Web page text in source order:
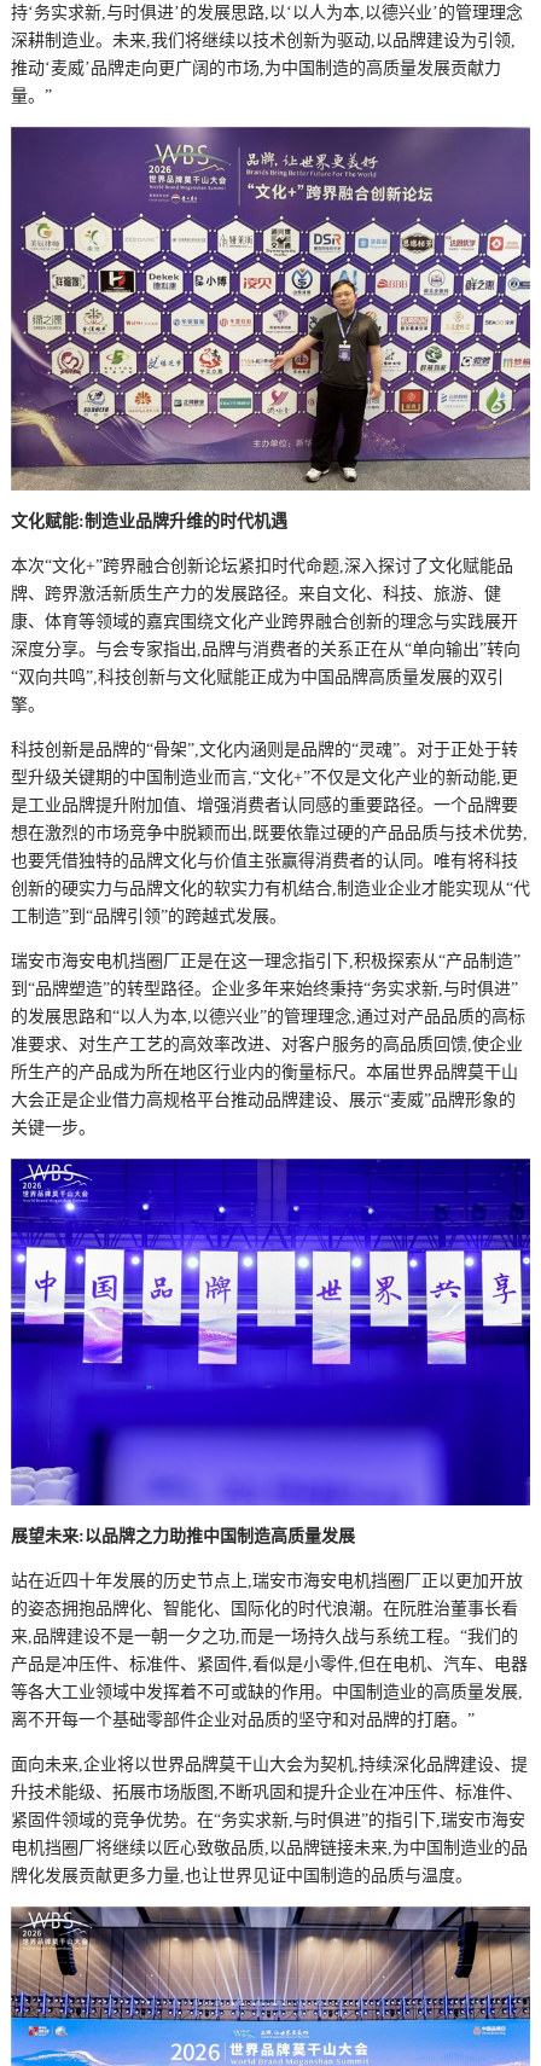
持‘务实求新,与时俱进’的发展思路,以‘以人为本,以德兴业’的管理理念
深耕制造业。未来,我们将继续以技术创新为驱动,以品牌建设为引领,
推动‘麦威’品牌走向更广阔的市场,为中国制造的高质量发展贡献力
量。”
文化赋能:制造业品牌升维的时代机遇
本次“文化+”跨界融合创新论坛紧扣时代命题,深入探讨了文化赋能品
牌、跨界激活新质生产力的发展路径。来自文化、科技、旅游、健
康、体育等领域的嘉宾围绕文化产业跨界融合创新的理念与实践展开
深度分享。与会专家指出,品牌与消费者的关系正在从“单向输出”转向
“双向共鸣”,科技创新与文化赋能正成为中国品牌高质量发展的双引
擎。
科技创新是品牌的“骨架”,文化内涵则是品牌的“灵魂”。对于正处于转
型升级关键期的中国制造业而言,“文化+”不仅是文化产业的新动能,更
是工业品牌提升附加值、增强消费者认同感的重要路径。一个品牌要
想在激烈的市场竞争中脱颖而出,既要依靠过硬的产品品质与技术优势,
也要凭借独特的品牌文化与价值主张赢得消费者的认同。唯有将科技
创新的硬实力与品牌文化的软实力有机结合,制造业企业才能实现从“代
工制造”到“品牌引领”的跨越式发展。
瑞安市海安电机挡圈厂正是在这一理念指引下,积极探索从“产品制造”
到“品牌塑造”的转型路径。企业多年来始终秉持“务实求新,与时俱进”
的发展思路和“以人为本,以德兴业”的管理理念,通过对产品品质的高标
准要求、对生产工艺的高效率改进、对客户服务的高品质回馈,使企业
所生产的产品成为所在地区行业内的衡量标尺。本届世界品牌莫干山
大会正是企业借力高规格平台推动品牌建设、展示“麦威”品牌形象的
关键一步。
展望未来:以品牌之力助推中国制造高质量发展
站在近四十年发展的历史节点上,瑞安市海安电机挡圈厂正以更加开放
的姿态拥抱品牌化、智能化、国际化的时代浪潮。在阮胜治董事长看
来,品牌建设不是一朝一夕之功,而是一场持久战与系统工程。“我们的
产品是冲压件、标准件、紧固件,看似是小零件,但在电机、汽车、电器
等各大工业领域中发挥着不可或缺的作用。中国制造业的高质量发展,
离不开每一个基础零部件企业对品质的坚守和对品牌的打磨。”
面向未来,企业将以世界品牌莫干山大会为契机,持续深化品牌建设、提
升技术能级、拓展市场版图,不断巩固和提升企业在冲压件、标准件、
紧固件领域的竞争优势。在“务实求新,与时俱进”的指引下,瑞安市海安
电机挡圈厂将继续以匠心致敬品质,以品牌链接未来,为中国制造业的品
牌化发展贡献更多力量,也让世界见证中国制造的品质与温度。